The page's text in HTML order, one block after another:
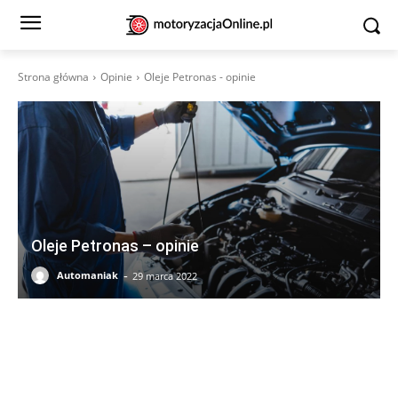
Strona główna Opinie Oleje Petronas - opinie
Oleje Petronas – opinie
Automaniak - 29 marca 2022